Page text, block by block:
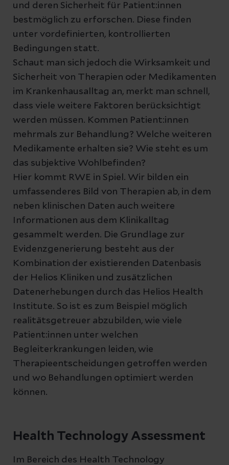
und deren Sicherheit für Patient:innen
bestmöglich zu erforschen. Diese finden
unter vordefinierten, kontrollierten
Bedingungen statt.
Schaut man sich jedoch die Wirksamkeit und
Sicherheit von Therapien oder Medikamenten
im Krankenhausalltag an, merkt man schnell,
dass viele weitere Faktoren berücksichtigt
werden müssen. Kommen Patient:innen
mehrmals zur Behandlung? Welche weiteren
Medikamente erhalten sie? Wie steht es um
das subjektive Wohlbefinden?
Hier kommt RWE in Spiel. Wir bilden ein
umfassenderes Bild von Therapien ab, in dem
neben klinischen Daten auch weitere
Informationen aus dem Klinikalltag
gesammelt werden. Die Grundlage zur
Evidenzgenerierung besteht aus der
Kombination der existierenden Datenbasis
der Helios Kliniken und zusätzlichen
Datenerhebungen durch das Helios Health
Institute. So ist es zum Beispiel möglich
realitätsgetreuer abzubilden, wie viele
Patient:innen unter welchen
Begleiterkrankungen leiden, wie
Therapieentscheidungen getroffen werden
und wo Behandlungen optimiert werden
können.
Health Technology Assessment
Im Bereich des Health Technology